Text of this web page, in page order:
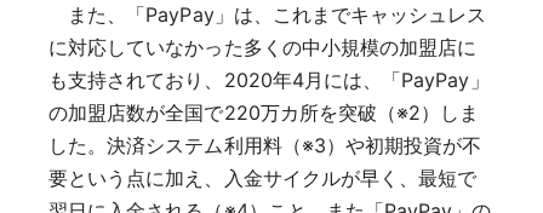
また、「PayPay」は、これまでキャッシュレス
に対応していなかった多くの中小規模の加盟店に
も支持されており、2020年4月には、「PayPay」
の加盟店数が全国で220万カ所を突破（※2）しま
した。決済システム利用料（※3）や初期投資が不
要という点に加え、入金サイクルが早く、最短で